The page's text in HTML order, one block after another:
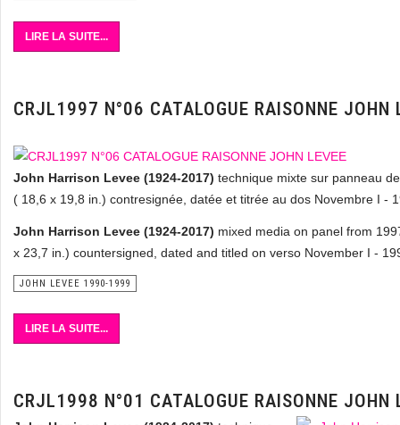
LIRE LA SUITE...
CRJL1997 N°06 CATALOGUE RAISONNE JOHN
John Harrison Levee (1924-2017) technique mixte sur panneau
( 18,6 x 19,8 in.) contresignée, datée et titrée au dos Novembre I -
John Harrison Levee (1924-2017) mixed media on panel from
x 23,7 in.) countersigned, dated and titled on verso November I -
JOHN LEVEE 1990-1999
LIRE LA SUITE...
CRJL1998 N°01 CATALOGUE RAISONNE JOHN